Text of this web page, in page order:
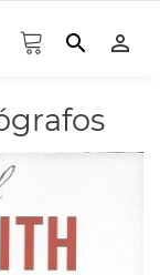
search person_outline